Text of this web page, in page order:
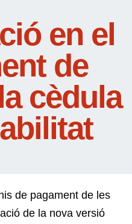
en el
de
cèdula
de pagament de les
de la nova versió